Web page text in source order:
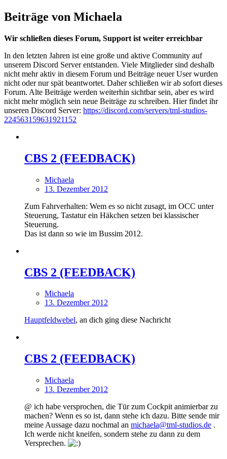
Beiträge von Michaela
Wir schließen dieses Forum, Support ist weiter erreichbar
In den letzten Jahren ist eine große und aktive Community auf
unserem Discord Server entstanden. Viele Mitglieder sind deshalb
nicht mehr aktiv in diesem Forum und Beiträge neuer User wurden
nicht oder nur spät beantwortet. Daher schließen wir ab sofort dieses
Forum. Alte Beiträge werden weiterhin sichtbar sein, aber es wird
nicht mehr möglich sein neue Beiträge zu schreiben. Hier findet ihr
unseren Discord Server: https://discord.com/servers/tml-studios-
224563159631921152
CBS 2 (FEEDBACK)
Michaela
13. Dezember 2012
Zum Fahrverhalten: Wem es so nicht zusagt, im OCC unter
Steuerung, Tastatur ein Häkchen setzen bei klassischer
Steuerung.
Das ist dann so wie im Bussim 2012.
CBS 2 (FEEDBACK)
Michaela
13. Dezember 2012
Hauptfeldwebel, an dich ging diese Nachricht
CBS 2 (FEEDBACK)
Michaela
13. Dezember 2012
@ ich habe versprochen, die Tür zum Cockpit animierbar zu
machen? Wenn es so ist, dann stehe ich dazu. Bitte sende mir
meine Aussage dazu nochmal an michaela@tml-studios.de .
Ich werde nicht kneifen, sondern stehe zu dann zu dem
Versprechen.